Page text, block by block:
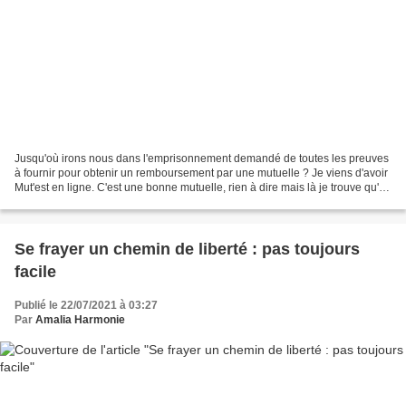
Jusqu'où irons nous dans l'emprisonnement demandé de toutes les preuves
à fournir pour obtenir un remboursement par une mutuelle ? Je viens d'avoir
Mut'est en ligne. C'est une bonne mutuelle, rien à dire mais là je trouve qu'ils
Se frayer un chemin de liberté : pas toujours
facile
Publié le 22/07/2021 à 03:27
Par Amalia Harmonie